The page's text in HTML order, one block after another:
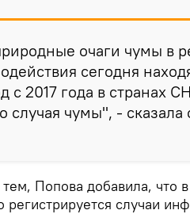
очаги чумы в
сегодня
с 2017 года в странах
случая чумы", - сказала
Попова добавила, что
регистрируется случаи